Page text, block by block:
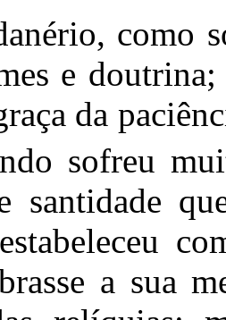
como
e
da
sofreu
santidade
a sua